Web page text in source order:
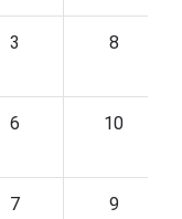
3 8
6 10
7 9